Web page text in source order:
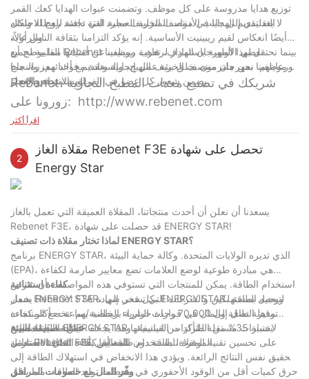
توزيع هدايا مدروسة على كل موظف. وتضمنت عبوات الهدايا كعك القمر
التقليدي إلى جانب الأدوات المنزلية العملية التي تجسد روح الاحتفال
والرعاية.
لا يعد تقديم الهدايا في منتصف الخريف مجرد لفتة دافئة للعطلة ولكنه
أيضًا انعكاس لقيم ريبينيت الأساسية. إنه يؤكد التزامنا بثقافة الناس أولاً،
مما يوضح أن Rebenet تعطي الأولوية باستمرار لرفاهية موظفينا
ورعايتهم. نحن ملتزمون بخلق بيئة عمل إيجابية وتقديم فوائد معززة، مما
يضمن شعور كل عضو في الفريق بالانتماء والإنجاز.
بينما نحتفل بهذا المهرجان الهادف، تعرب ريبينيت عن أمنياتها القلبية لجميع
موظفينا بمهرجان منتصف الخريف البهيج، والسعادة مع أحبائهم، والنجاح
المستمر في العمل.
Rebenet، شريكك في تصنيع معدات المطبخ التجارية
زورونا على: http://www.rebenet.com
اقرأ أكثر
2
مقلاة الغاز Rebenet F3E تحصل على شهادة
Energy Star
يسعدنا أن نعلن أن أحدث منتجاتنا، المقلاة العميقة التي تعمل بالغاز
Rebenet F3E، قد حصلت على شهادة ENERGY STAR!
لماذا تختار مقلاة ذات تصنيف ENERGY STAR؟
برنامج ENERGY STAR، الذي تديره الولايات المتحدة. وكالة حماية البيئة
(EPA)، هي مبادرة طوعية لوضع العلامات تضع معايير صارمة لكفاءة
استخدام الطاقة. يمكن للمنتجات التي تستوفي هذه المواصفات أن تعرض
شعار ENERGY STAR، لتوجيه المستهلكين والشركات التي تسعى إلى
توفير الطاقة والمال في قرارات الشراء الخاصة بهم. تخضع المنتجات
المعتمدة من ENERGY STAR لاختبارات مستقلة للتأكد من استيفائها
لمعايير كفاءة الطاقة الصارمة.
كفاءة استثنائية
يحمل Rebenet F3E بكل فخر شهادة ENERGY STAR، ويعمل بطاقة
مذهلة تصل إلى 70,000 وحدة حرارية بريطانية/ساعة.—أكثر كفاءة
بنسبة 35% من الطرازات القياسية. وهذا يجعله خيارًا مثاليًا للمطابخ
الموفرة للطاقة دون المساس بأداء القلي الاستثنائي.
عملية صديقة للبيئة
تعمل Rebenet F3E على تحسين تقنية المقلاة، باستخدام طاقة أقل
لتحقيق نفس النتائج الرائعة. ويؤدي هذا الانخفاض في استهلاك الطاقة إلى
حرق كميات أقل من الوقود الأحفوري في محطات توليد الطاقة، مما يقلل
وفّر المال مع خصومات المرافق